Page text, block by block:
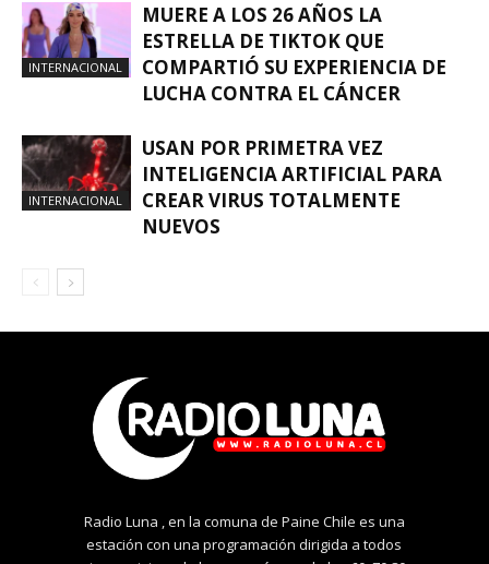
INTERNACIONAL
MUERE A LOS 26 AÑOS LA
ESTRELLA DE TIKTOK QUE
COMPARTIÓ SU EXPERIENCIA DE
LUCHA CONTRA EL CÁNCER
INTERNACIONAL
USAN POR PRIMETRA VEZ
INTELIGENCIA ARTIFICIAL PARA
CREAR VIRUS TOTALMENTE
NUEVOS
Radio Luna , en la comuna de Paine Chile es una
estación con una programación dirigida a todos